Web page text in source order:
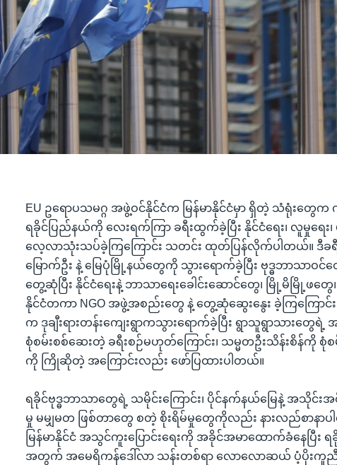
EU ဥရောပသမဂ္ဂ အဖွဲ့ဝင်နိုင်ငံက မြန်မာနိုင်ငံမှာ ရှိတဲ့ သံရုံးတွ
ရခိုင်ပြည်နယ်ကို လေးရက်ကြာ ခရီးထွက်ခဲ့ပြီး နိုင်ငံရေး၊ လူမှုရေး
လေ့လာသုံးသပ်ခဲ့ကြကြောင်း သတင်း ထုတ်ပြန်လိုက်ပါတယ်။ ဒီခရီ
မြောက်ဦး နဲ့ မြေပုံမြို့နယ်တွေကို သွားရောက်ခဲ့ပြီး ဗုဒ္ဓဘာသာဝင်
တွေ့ဆုံပြီး နိုင်ငံရေးနဲ့ ဘာသာရေးခေါင်းဆောင်တွေ၊ မြို့မိမြို့
နိုင်ငံတကာ NGO အဖွဲ့အစည်းတွေ နဲ့ တွေ့ဆုံဆွေးနွေး ခဲ့ကြကြောင်း
က ဒုချီးရားတန်းကျေးရွာကသွားရောက်ခဲ့ပြီး ရွာသူရွာသားတွေရဲ့
စုံစမ်းစစ်ဆေးတဲ့ ခရီးစဉ်မဟုတ်ကြောင်း၊ သမ္မတဦးသိန်းစိန်ကို စုံ
ကို ကြိုဆိုတဲ့ အကြောင်းလည်း ဖော်ပြထားပါတယ်။
ရခိုင်ဗုဒ္ဓဘာသာတွေရဲ့ သမိုင်းကြောင်း၊ ပိုင်နက်နယ်မြေနဲ့ အသိုင်းအ
မှု မမျှမတ ဖြစ်တာတွေ စတဲ့ စိုးရိမ်မှုတွေကိုလည်း နားလည်စာနာပါက
မြန်မာနိုင်ငံ အသွင်ကူးပြောင်းရေးကို အခိုင်အမာထောက်ခံနေပြီး
အတွက် အမေရိကန်ဒေါ်လာ သန်းတစ်ရာ လောလောဆယ် ပံ့ပိုးကူညီနေ